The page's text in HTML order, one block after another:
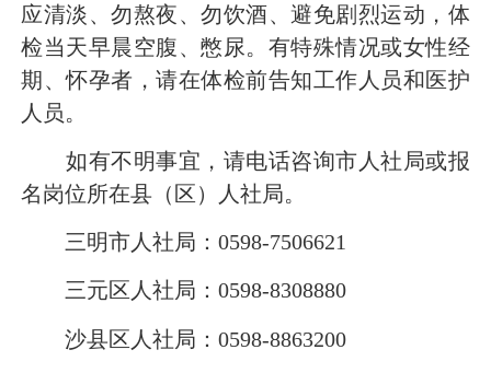
应清淡、勿熬夜、勿饮酒、避免剧烈运动，体
检当天早晨空腹、憋尿。有特殊情况或女性经
期、怀孕者，请在体检前告知工作人员和医护
人员。
如有不明事宜，请电话咨询市人社局或报
名岗位所在县（区）人社局。
三明市人社局：0598-7506621
三元区人社局：0598-8308880
沙县区人社局：0598-8863200